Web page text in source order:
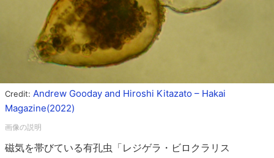
Credit: Andrew Gooday and Hiroshi Kitazato – Hakai
Magazine(2022)
磁気を帯びている有孔虫「レジゲラ・ビロクラリス